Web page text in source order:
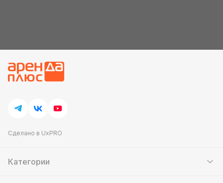
Сделано в UxPRO
Категории